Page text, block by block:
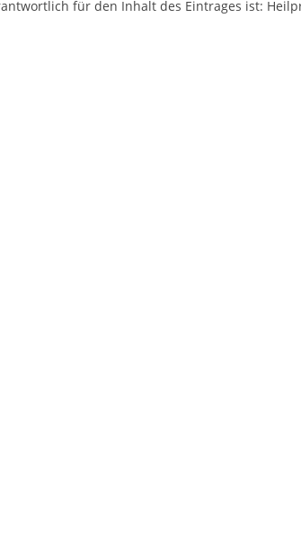
für den Inhalt des Eintrages ist: